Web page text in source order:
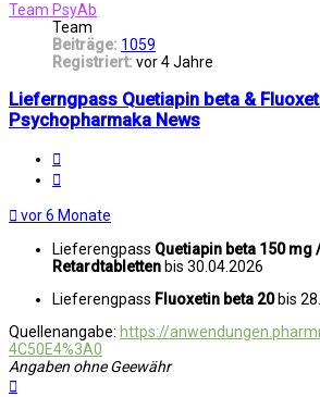
Team PsyAb
Team
Beiträge: 1059
Registriert: vor 4 Jahre
Lieferngpass Quetiapin beta &
Psychopharmaka News
vor 6 Monate
Lieferengpass Quetiapin beta 150 mg
Retardtabletten bis 30.04.2026
Lieferengpass Fluoxetin beta 20bis
Quellenangabe: https://
4C50E4%3A0
Angaben ohne Geewähr